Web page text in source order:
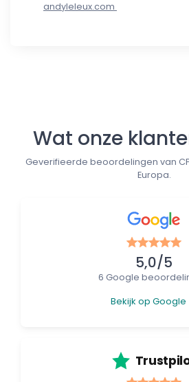
andyleleux.com
Wat onze
Geverifieerde beoordelingen van
Europa.
5,0/5
6 Google
Bekijk op